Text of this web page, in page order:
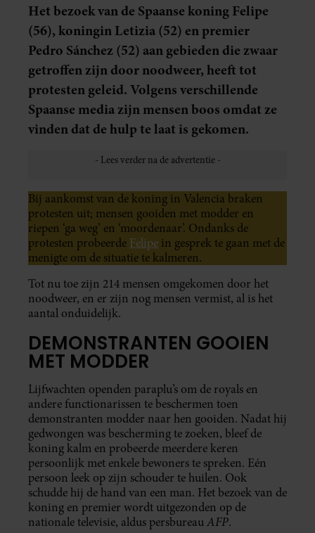
Het bezoek van de Spaanse koning Felipe
(56), koningin Letizia (52) en premier
Pedro Sánchez (52) aan gebieden die zwaar
getroffen zijn door noodweer, heeft tot
protesten geleid. Volgens verschillende
Spaanse media zijn mensen boos omdat ze
vinden dat de hulp te laat is gekomen.
Bij aankomst van de koning in Valencia braken
protesten uit; mensen gooiden met modder en
riepen ‘ga weg’ en ‘moordenaar’. Ondanks de
protesten probeerde Felipe in gesprek te gaan met de
menigte om de situatie te kalmeren.
Tot nu toe zijn 214 mensen omgekomen door het
noodweer, en er zijn nog mensen vermist, al is het
aantal onduidelijk.
DEMONSTRANTEN GOOIEN
MET MODDER
Lijfwachten openden paraplu’s om de royals en
andere functionarissen te beschermen toen
demonstranten modder naar hen gooiden. Nadat hij
gedwongen was bescherming te zoeken, bleef de
koning kalm en probeerde meerdere keren
persoonlijk met enkele bewoners te spreken. Eén
persoon leek op zijn schouder te huilen. Ook
schudde hij de hand van een man. Het bezoek van de
koning en premier wordt uitgezonden op de
nationale televisie, aldus persbureauAFP.